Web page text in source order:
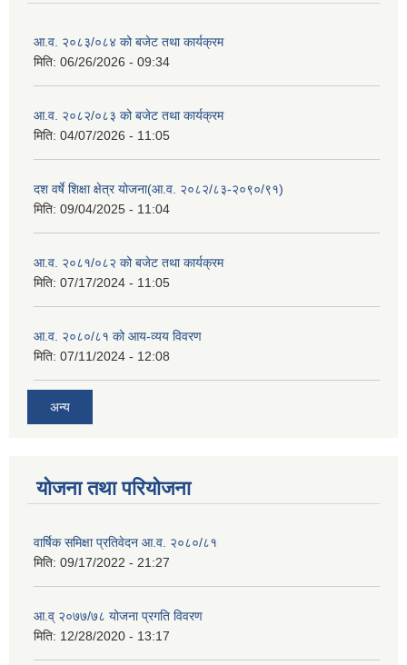
आ.व. २०८३/०८४ को बजेट तथा कार्यक्रम
मिति: 06/26/2026 - 09:34
आ.व. २०८२/०८३ को बजेट तथा कार्यक्रम
मिति: 04/07/2026 - 11:05
दश वर्षे शिक्षा क्षेत्र योजना(आ.व. २०८२/८३-२०९०/९१)
मिति: 09/04/2025 - 11:04
आ.व. २०८१/०८२ को बजेट तथा कार्यक्रम
मिति: 07/17/2024 - 11:05
आ.व. २०८०/८१ को आय-व्यय विवरण
मिति: 07/11/2024 - 12:08
अन्य
योजना तथा परियोजना
वार्षिक समिक्षा प्रतिवेदन आ.व. २०८०/८१
मिति: 09/17/2022 - 21:27
आ.व् २०७७/७८ योजना प्रगति विवरण
मिति: 12/28/2020 - 13:17